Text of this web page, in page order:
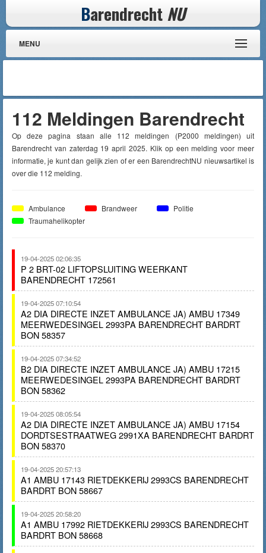
Barendrecht NU
MENU
112 Meldingen Barendrecht
Op deze pagina staan alle 112 meldingen (P2000 meldingen) uit
Barendrecht van zaterdag 19 april 2025. Klik op een melding voor meer
informatie, je kunt dan gelijk zien of er een BarendrechtNU nieuwsartikel is
over die 112 melding.
Ambulance Brandweer
Politie
Traumahelikopter
19-04-2025 02:06:35
P 2 BRT-02 LIFTOPSLUITING WEERKANT
BARENDRECHT 172561
19-04-2025 07:10:54
A2 DIA DIRECTE INZET AMBULANCE JA) AMBU 17349
MEERWEDESINGEL 2993PA BARENDRECHT BARDRT
BON 58357
19-04-2025 07:34:52
B2 DIA DIRECTE INZET AMBULANCE JA) AMBU 17215
MEERWEDESINGEL 2993PA BARENDRECHT BARDRT
BON 58362
19-04-2025 08:05:54
A2 DIA DIRECTE INZET AMBULANCE JA) AMBU 17154
DORDTSESTRAATWEG 2991XA BARENDRECHT BARDRT
BON 58370
19-04-2025 20:57:13
A1 AMBU 17143 RIETDEKKERIJ 2993CS BARENDRECHT
BARDRT BON 58667
19-04-2025 20:58:20
A1 AMBU 17992 RIETDEKKERIJ 2993CS BARENDRECHT
BARDRT BON 58668